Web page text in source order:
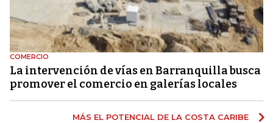
COMERCIO
La intervención de vías en Barranquilla busca
promover el comercio en galerías locales
MÁS EL POTENCIAL DE LA COSTA CARIBE